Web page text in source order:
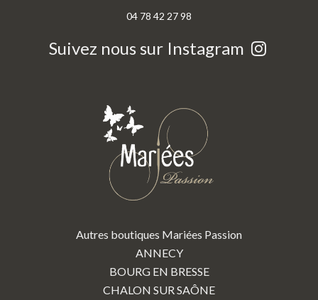
04 78 42 27 98
Suivez nous sur Instagram
Autres boutiques Mariées Passion
ANNECY
BOURG EN BRESSE
CHALON SUR SAÔNE